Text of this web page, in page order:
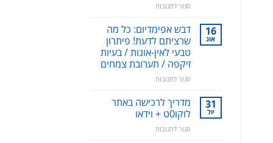
סגור לתגובותעל
לשטיפה
דנטלית:
ניקוי
שיניים,
חניכיים
וחלל
–
למניעת
עששת,
דלקות
16
אוג
דבש אפימדיום: כל מה
שרציתם לדעת! פיתרון
טבעי לאין-אונות / בעיות
זיקפה / תערובת צמחים
סגור לתגובותעל
אפימדיום:
כל
מה
שרציתם
31
יול
מדריך לרכישה באתר
לוקו0ט + וידאו
סגור לתגובותעל